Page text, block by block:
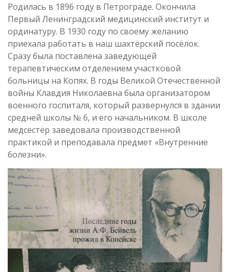
Родилась в 1896 году в Петрограде. Окончила
Первый Ленинградский медицинский институт и
ординатуру. В 1930 году по своему желанию
приехала работать в наш шахтёрский посёлок.
Сразу была поставлена заведующей
терапевтическим отделением участковой
больницы на Копях. В годы Великой Отечественной
войны Клавдия Николаевна была организатором
военного госпиталя, который развернулся в здании
средней школы № 6, и его начальником. В школе
медсестёр заведовала производственной
практикой и преподавала предмет «Внутренние
болезни».